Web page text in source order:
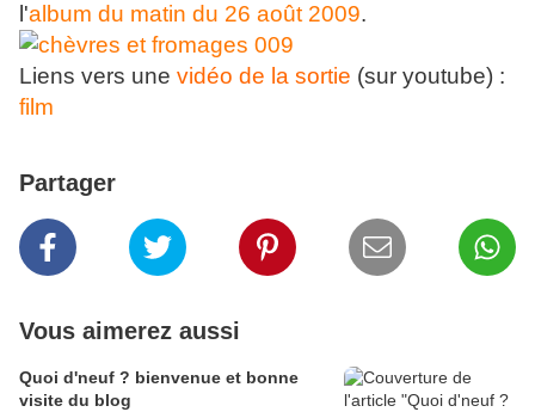
l'album du matin du 26 août 2009.
Liens vers une vidéo de la sortie (sur youtube) :
film
Partager
Vous aimerez aussi
Quoi d'neuf ? bienvenue et bonne
visite du blog